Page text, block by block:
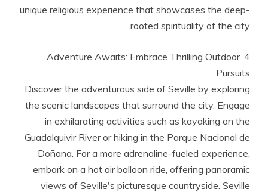
unique religious experience that showcases the deep-
rooted spirituality of the city.
4. Adventure Awaits: Embrace Thrilling Outdoor
Pursuits
Discover the adventurous side of Seville by exploring
the scenic landscapes that surround the city. Engage
in exhilarating activities such as kayaking on the
Guadalquivir River or hiking in the Parque Nacional de
Doñana. For a more adrenaline-fueled experience,
embark on a hot air balloon ride, offering panoramic
views of Seville's picturesque countryside. Seville